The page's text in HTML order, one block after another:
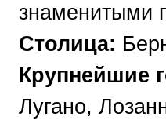
знаменитыми
Cтолица:
Крупнейшие
Лугано,